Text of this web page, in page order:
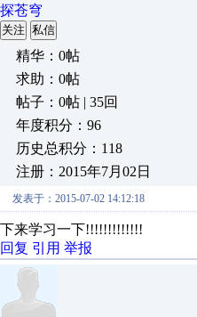
探苍穹
关注 私信
精华：0帖
求助：0帖
帖子：0帖 | 35回
年度积分：96
历史总积分：118
注册：2015年7月02日
发表于：2015-07-02 14:12:18
下来学习一下!!!!!!!!!!!!!
回复 引用 举报